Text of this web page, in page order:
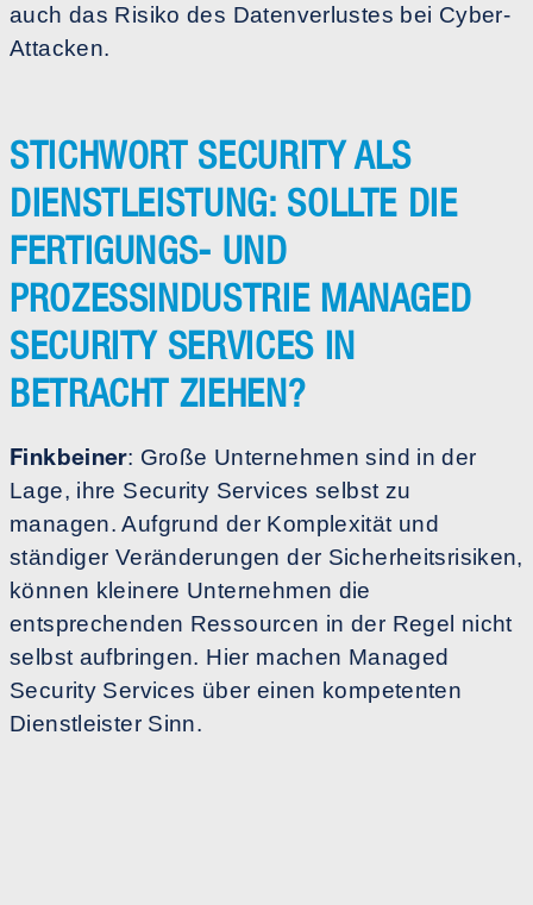
auch das Risiko des Datenverlustes bei Cyber-
Attacken.
STICHWORT SECURITY ALS
DIENSTLEISTUNG: SOLLTE DIE
FERTIGUNGS- UND
PROZESSINDUSTRIE MANAGED
SECURITY SERVICES IN
BETRACHT ZIEHEN?
Finkbeiner: Große Unternehmen sind in der
Lage, ihre Security Services selbst zu
managen. Aufgrund der Komplexität und
ständiger Veränderungen der Sicherheitsrisiken,
können kleinere Unternehmen die
entsprechenden Ressourcen in der Regel nicht
selbst aufbringen. Hier machen Managed
Security Services über einen kompetenten
Dienstleister Sinn.